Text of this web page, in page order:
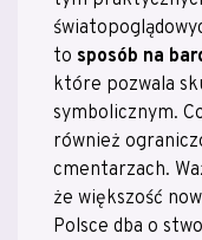
to sposób na
które pozwala
symbolicznym.
również
cmentarzach.
że większość
Polsce dba o